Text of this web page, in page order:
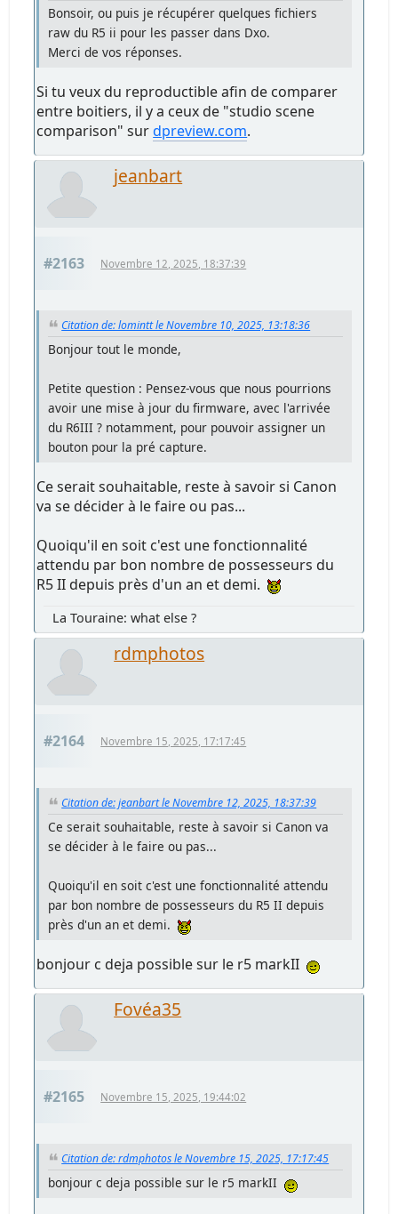
Bonsoir, ou puis je récupérer quelques fichiers
raw du R5 ii pour les passer dans Dxo.
Merci de vos réponses.
Si tu veux du reproductible afin de comparer
entre boitiers, il y a ceux de "studio scene
comparison" surdpreview.com.
jeanbart
#2163 Novembre 12, 2025, 18:37:39
Citation de: lomintt le Novembre 10, 2025, 13:18:36
Bonjour tout le monde,
Petite question : Pensez-vous que nous pourrions
avoir une mise à jour du firmware, avec l'arrivée
du R6III ? notamment, pour pouvoir assigner un
bouton pour la pré capture.
Ce serait souhaitable, reste à savoir si Canon
va se décider à le faire ou pas...
Quoiqu'il en soit c'est une fonctionnalité
attendu par bon nombre de possesseurs du
R5 II depuis près d'un an et demi.
La Touraine: what else ?
rdmphotos
#2164 Novembre 15, 2025, 17:17:45
Citation de: jeanbart le Novembre 12, 2025, 18:37:39
Ce serait souhaitable, reste à savoir si Canon va
se décider à le faire ou pas...
Quoiqu'il en soit c'est une fonctionnalité attendu
par bon nombre de possesseurs du R5 II depuis
près d'un an et demi.
bonjour c deja possible sur le r5 markII
Fovéa35
#2165 Novembre 15, 2025, 19:44:02
Citation de: rdmphotos le Novembre 15, 2025, 17:17:45
bonjour c deja possible sur le r5 markII